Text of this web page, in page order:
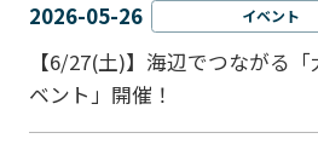
2026-05-26 イベント
【6/27(土)】海辺でつながる
ベント」開催！